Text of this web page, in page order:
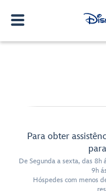
Para obter
para
De Segunda a sexta, das 8h
9h
Hóspedes com menos